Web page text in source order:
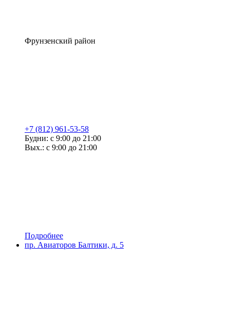
Фрунзенский район
+7 (812) 961-53-58
Будни: с 9:00 до 21:00
Вых.: с 9:00 до 21:00
Подробнее
пр. Авиаторов Балтики, д. 5